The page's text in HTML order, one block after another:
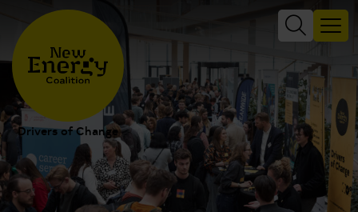
Drivers of Change